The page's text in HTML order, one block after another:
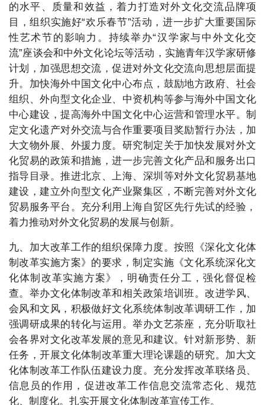
的水平、质量和效益，着力打造对外文化交流品牌项
目，组织实施好“欢乐春节”活动，进一步扩大重要国际
性艺术节的影响力。持续举办“汉学家与中外文化交
流”座谈会和中外文化论坛等活动，实施青年汉学家研修
计划，加强思想交流，促进对外文化交流向思想层面提
升。加快海外中国文化中心布点，鼓励地方政府、社会
组织、外向型文化企业、中资机构等参与海外中国文化
中心建设，提高海外中国文化中心运营和管理水平。制
定文化遗产对外交流与合作重要项目奖励暂行办法，加
大文物外展、外援力度。研究制定关于加快发展对外文
化贸易的政策和措施，进一步完善文化产品和服务出口
指导目录。推进北京、上海、深圳等对外文化贸易基地
建设，建立外向型文化产业聚集区，不断完善对外文化
贸易服务平台。充分利用上海自贸区先行先试的经验，
着力推动对外文化贸易的发展与创新。
九、加大改革工作的组织保障力度。按照《深化文化体
制改革实施方案》的要求，制定实施《文化系统深化文
化体制改革实施方案》，明确责任分工，强化督促检
查。举办文化体制改革和相关政策培训班。改进学风、
会风和文风，积极做好文化系统体制改革调研工作，加
强调研成果的转化与运用。举办文艺茶座，充分听取社
会各界对文化改革发展的意见和建议。针对新形势、新
任务，开展文化体制改革重大理论课题的研究。加大文
化体制改革工作队伍建设力度。充分发挥改革联络员、
信息员的作用，促进改革工作信息交流常态化、规范
化、制度化。扎实开展文化体制改革宣传工作。